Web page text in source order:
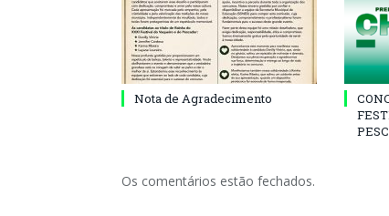
Nota de Agradecimento
Os comentários estão fechados.